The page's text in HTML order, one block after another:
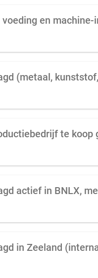
en
(metaal,
te koop
in Zeeland